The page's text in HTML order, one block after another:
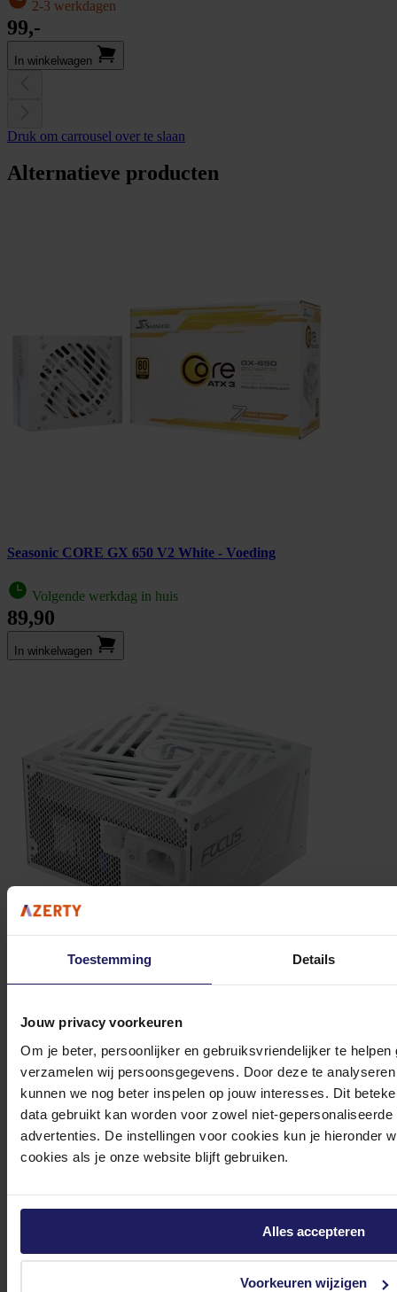
Toestemming Details
Jouw privacy voorkeuren
Om je beter, persoonlijker en gebruiksvriendelijker te
verzamelen wij persoonsgegevens. Door deze te
kunnen we nog beter inspelen op jouw interesses. Dit
data gebruikt kan worden voor zowel niet-
advertenties. De instellingen voor cookies kun je hieronder
cookies als je onze website blijft gebruiken.
Alles accepteren
Voorkeuren wijzigen
2-3 werkdagen
99,-
In winkel­wagen
Druk om carrousel over te slaan
Alternatieve producten
Seasonic CORE GX 650 V2 White - Voeding
Volgende werkdag in huis
89,90
In winkel­wagen
Volgende werkdag in huis
109,90
In winkel­wagen
80 Plus Gold - 850 Watt - Modulair - Actieve PFC - PCIe 5.1 - Smart and Silent Fan
Control - zwart
89,90